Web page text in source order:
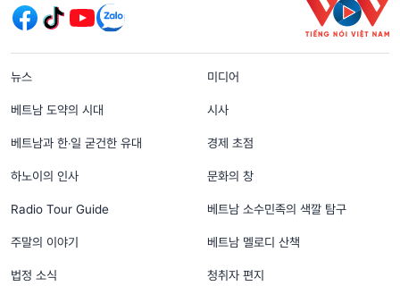
menu footer tiếng Hàn
뉴스 미디어
베트남 도약의 시대 시사
베트남과 한‧일 굳건한 유대 경제 초점
하노이의 인사 문화의 창
Radio Tour Guide 베트남 소수민족의 색깔 탐구
주말의 이야기 베트남 멜로디 산책
법정 소식 청취자 편지